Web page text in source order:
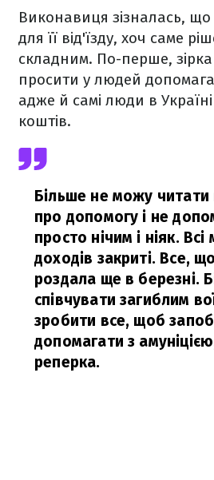
Виконавиця зізналась, що
для її від'їзду, хоч саме
складним. По-перше,
просити у людей
адже й самі люди в
коштів.
Більше не можу читати
про допомогу і не
просто нічим і ніяк. Всі
доходів закриті. Все,
роздала ще в березні.
співчувати загиблим
зробити все, щоб
допомагати з
реперка.